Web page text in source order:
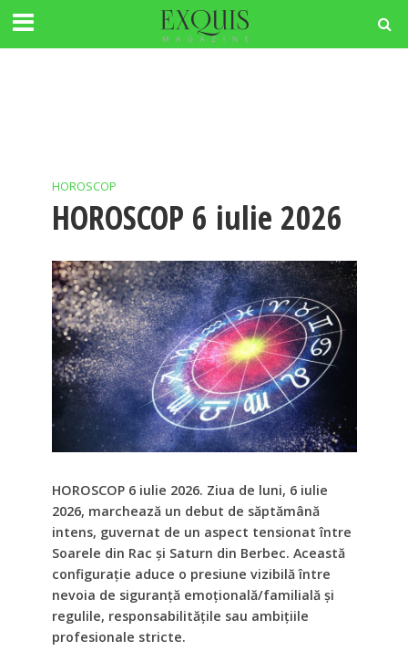
HOROSCOP
HOROSCOP 6 iulie 2026
HOROSCOP 6 iulie 2026. Ziua de luni, 6 iulie
2026, marchează un debut de săptămână
intens, guvernat de un aspect tensionat între
Soarele din Rac și Saturn din Berbec. Această
configurație aduce o presiune vizibilă între
nevoia de siguranță emoțională/familială și
regulile, responsabilitățile sau ambițiile
profesionale stricte.